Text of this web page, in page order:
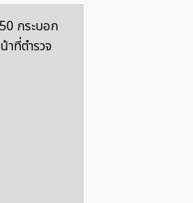
กระบอก
าที่ตำรวจ